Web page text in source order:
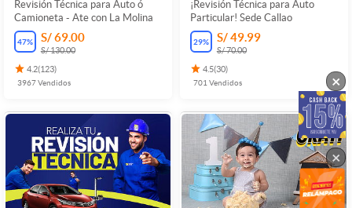
Revisión Técnica para Auto ó
Camioneta - Ate con La Molina
47% S/ 69.00
S/ 130.00
4.2(123)
3967Vendidos
¡Revisión Técnica para Auto
Particular! Sede Callao
29% S/ 49.99
S/ 70.00
4.5(30)
701 Vendidos ×
×